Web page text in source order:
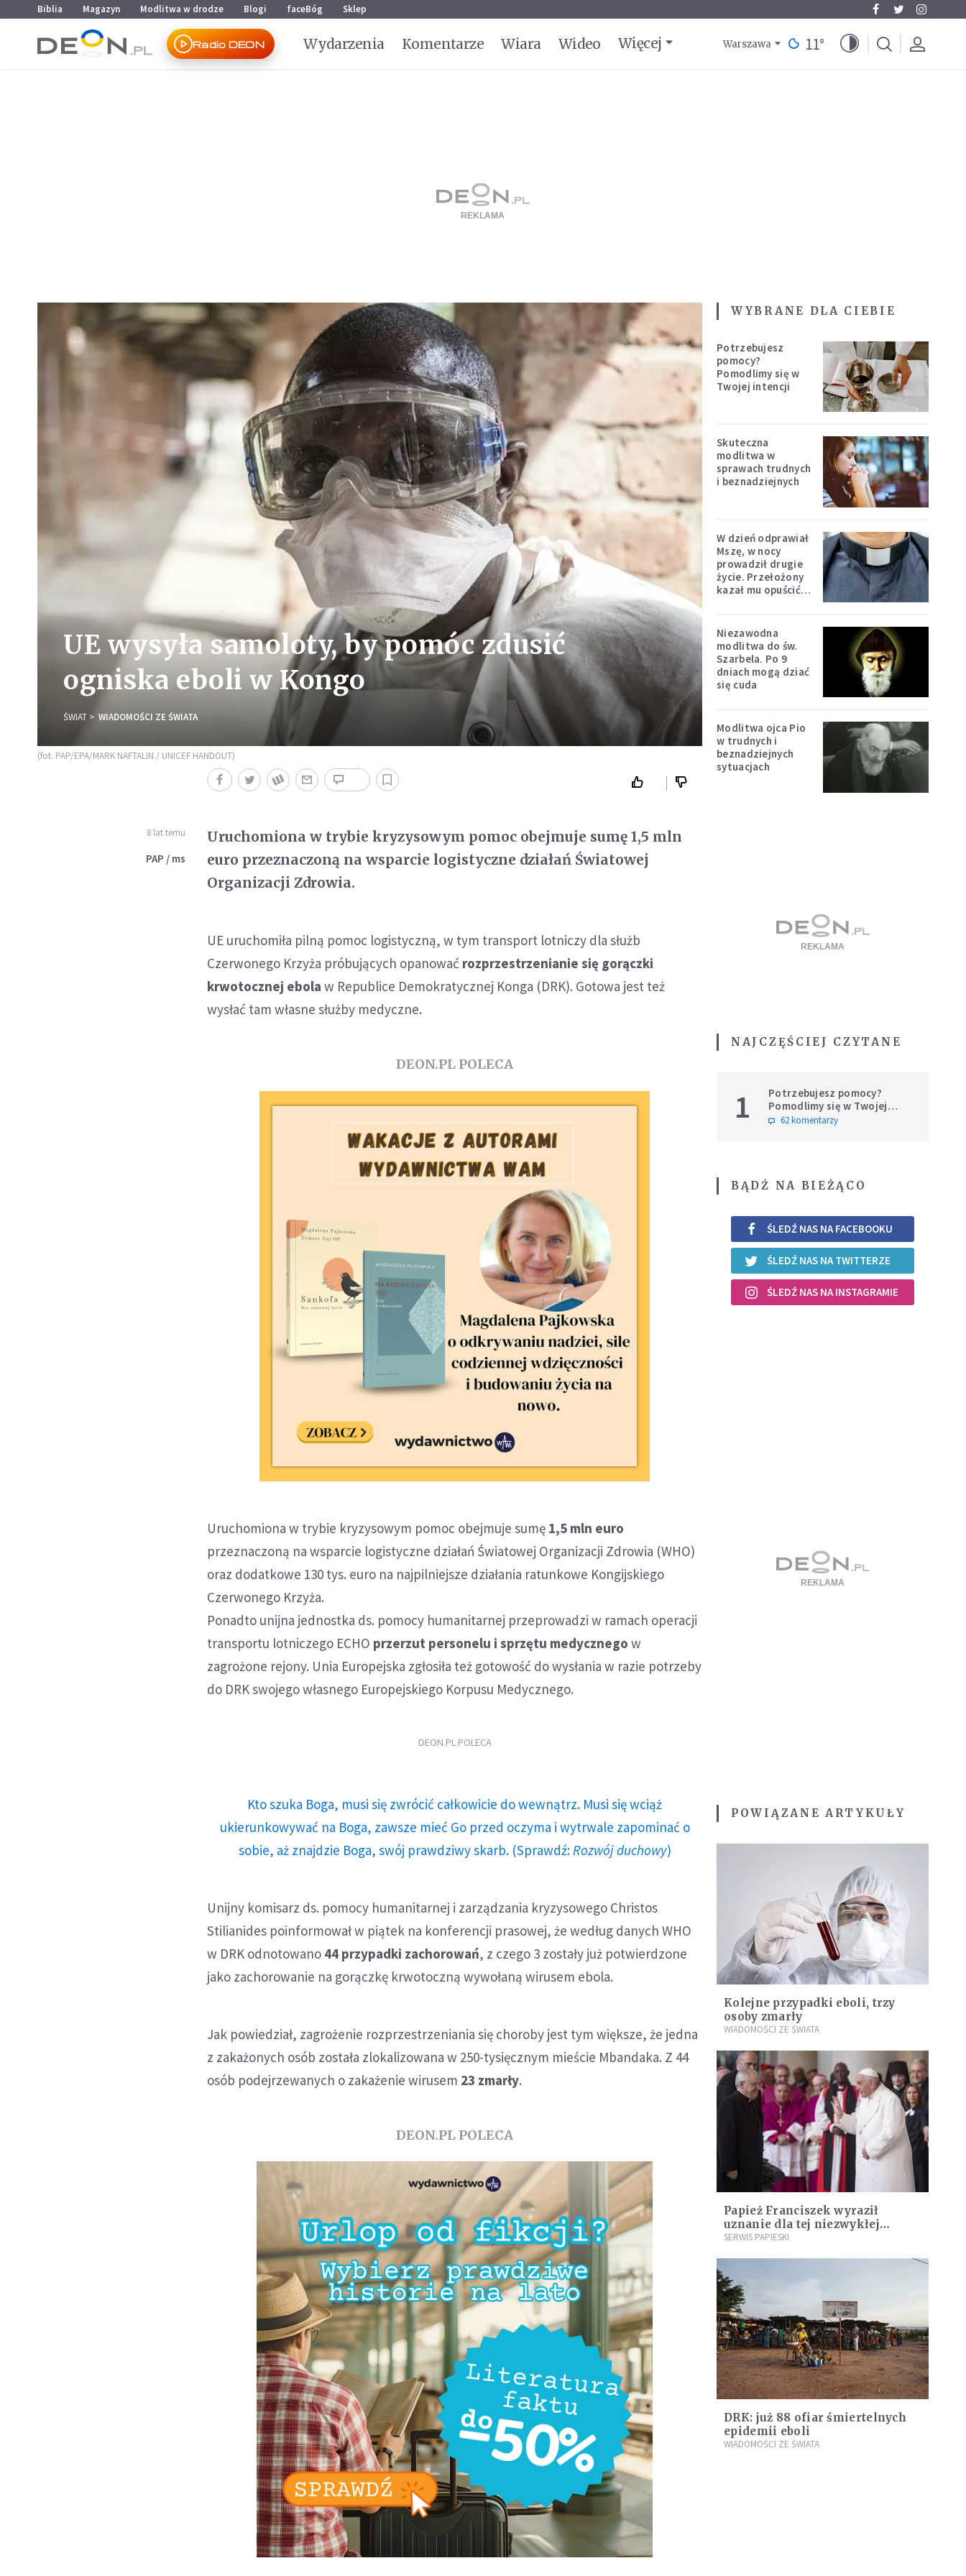
Przejdź do menu głównego
Przejdź do treści
Biblia Magazyn Modlitwa w drodze Blogi faceBóg Sklep
Radio DEON Wydarzenia Komentarze Wiara Wideo Więcej Warszawa 11°
UE wysyła samoloty, by pomóc zdusić
ogniska eboli w Kongo
ŚWIAT WIADOMOŚCI ZE ŚWIATA
(fot. PAP/EPA/MARK NAFTALIN / UNICEF HANDOUT)
8 lat temu
PAP / ms
Uruchomiona w trybie kryzysowym pomoc obejmuje sumę 1,5 mln
euro przeznaczoną na wsparcie logistyczne działań Światowej
Organizacji Zdrowia.
UE uruchomiła pilną pomoc logistyczną, w tym transport lotniczy dla służb
Czerwonego Krzyża próbujących opanować rozprzestrzenianie się gorączki
krwotocznej ebola w Republice Demokratycznej Konga (DRK). Gotowa jest też
wysłać tam własne służby medyczne.
DEON.PL POLECA
Uruchomiona w trybie kryzysowym pomoc obejmuje sumę 1,5 mln euro
przeznaczoną na wsparcie logistyczne działań Światowej Organizacji Zdrowia (WHO)
oraz dodatkowe 130 tys. euro na najpilniejsze działania ratunkowe Kongijskiego
Czerwonego Krzyża.
Ponadto unijna jednostka ds. pomocy humanitarnej przeprowadzi w ramach operacji
transportu lotniczego ECHO przerzut personelu i sprzętu medycznego w
zagrożone rejony. Unia Europejska zgłosiła też gotowość do wysłania w razie potrzeby
do DRK swojego własnego Europejskiego Korpusu Medycznego.
DEON.PL POLECA
Kto szuka Boga, musi się zwrócić całkowicie do wewnątrz. Musi się wciąż
ukierunkowywać na Boga, zawsze mieć Go przed oczyma i wytrwale zapominać o
sobie, aż znajdzie Boga, swój prawdziwy skarb. (Sprawdź: Rozwój duchowy)
Unijny komisarz ds. pomocy humanitarnej i zarządzania kryzysowego Christos
Stilianides poinformował w piątek na konferencji prasowej, że według danych WHO
w DRK odnotowano 44 przypadki zachorowań, z czego 3 zostały już potwierdzone
jako zachorowanie na gorączkę krwotoczną wywołaną wirusem ebola.
Jak powiedział, zagrożenie rozprzestrzeniania się choroby jest tym większe, że jedna
z zakażonych osób została zlokalizowana w 250-tysięcznym mieście Mbandaka. Z 44
osób podejrzewanych o zakażenie wirusem 23 zmarły.
DEON.PL POLECA
WYBRANE DLA CIEBIE
Potrzebujesz
pomocy?
Pomodlimy się w
Twojej intencji
Skuteczna
modlitwa w
sprawach trudnych
i beznadziejnych
W dzień odprawiał
Mszę, w nocy
prowadził drugie
życie. Przełożony
kazał mu opuścić
Niezawodna
modlitwa do św.
Szarbela. Po 9
dniach mogą dziać
się cuda
Modlitwa ojca Pio
w trudnych i
beznadziejnych
sytuacjach
NAJCZĘŚCIEJ CZYTANE
1
Potrzebujesz pomocy?
Pomodlimy się w Twojej
intencji
62 komentarzy
BĄDŹ NA BIEŻĄCO
ŚLEDŹ NAS NA FACEBOOKU
ŚLEDŹ NAS NA TWITTERZE
ŚLEDŹ NAS NA INSTAGRAMIE
POWIĄZANE ARTYKUŁY
Kolejne przypadki eboli, trzy
osoby zmarły
WIADOMOŚCI ZE ŚWIATA
Papież Franciszek wyraził
uznanie dla tej niezwykłej
organizacji: "jesteście jak
SERWIS PAPIESKI
DRK: już 88 ofiar śmiertelnych
epidemii eboli
WIADOMOŚCI ZE ŚWIATA